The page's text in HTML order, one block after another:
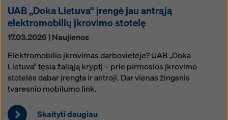
UAB „Doka Lietuva“ įrengė jau antrąją
elektromobilių įkrovimo stotelę
17.03.2026 | Naujienos
Elektromobilio įkrovimas darbovietėje? UAB „Doka
Lietuva“ tęsia žaliąją kryptį – prie pirmosios įkrovimo
stotelės dabar įrengta ir antroji. Dar vienas žingsnis
tvaresnio mobilumo link.
Skaityti daugiau